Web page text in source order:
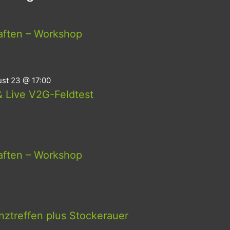
– Workshop
23 @ 17:00
Live V2G-Feldtest
– Workshop
plus Stockerauer